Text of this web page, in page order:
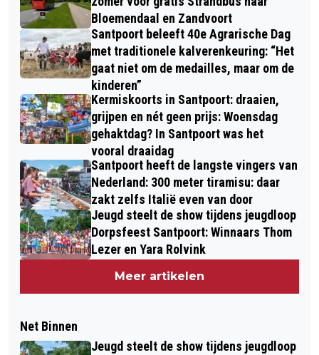
Bloemendaal en Zandvoort
Santpoort beleeft 40e Agrarische Dag
met traditionele kalverenkeuring: “Het
gaat niet om de medailles, maar om de
kinderen”
Kermiskoorts in Santpoort: draaien,
grijpen en nét geen prijs: Woensdag
gehaktdag? In Santpoort was het
vooral draaidag
Santpoort heeft de langste vingers van
Nederland: 300 meter tiramisu: daar
zakt zelfs Italië even van door
Jeugd steelt de show tijdens jeugdloop
Dorpsfeest Santpoort: Winnaars Thom
Lezer en Yara Rolvink
Meer artikelen
Net Binnen
Jeugd steelt de show tijdens jeugdloop